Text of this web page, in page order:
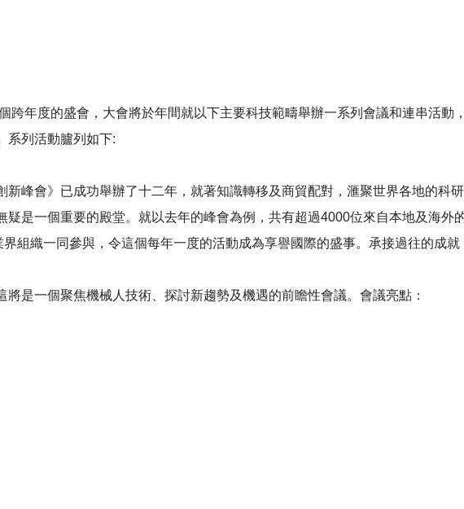
跨年度的盛會，大會將於年間就以下主要科技範疇舉辦一系列會議和連串活動
系列活動臚列如下:
新峰會》已成功舉辦了十二年，就著知識轉移及商貿配對，滙聚世界各地的科
疑是一個重要的殿堂。就以去年的峰會為例，共有超過4000位來自本地及海外
組織一同參與，令這個每年一度的活動成為享譽國際的盛事。承接過往的成就
是一個聚焦機械人技術、探討新趨勢及機遇的前瞻性會議。會議亮點：